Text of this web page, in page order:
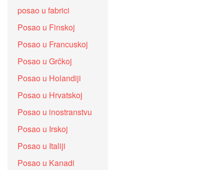
posao u fabrici
Posao u Finskoj
Posao u Francuskoj
Posao u Grčkoj
Posao u Holandiji
Posao u Hrvatskoj
Posao u inostranstvu
Posao u Irskoj
Posao u Italiji
Posao u Kanadi